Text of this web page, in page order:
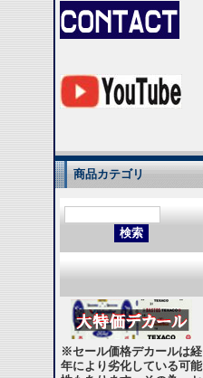
商品カテゴリ
※セール価格デカールは経
年により劣化している可能